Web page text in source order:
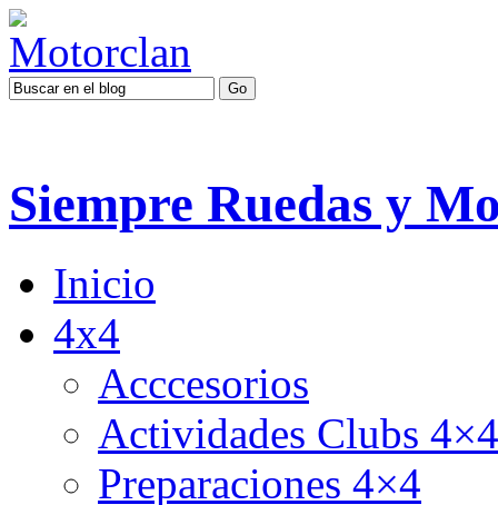
Siempre Ruedas y
Inicio
4x4
Acccesorios
Actividades Clubs 4×4
Preparaciones 4×4